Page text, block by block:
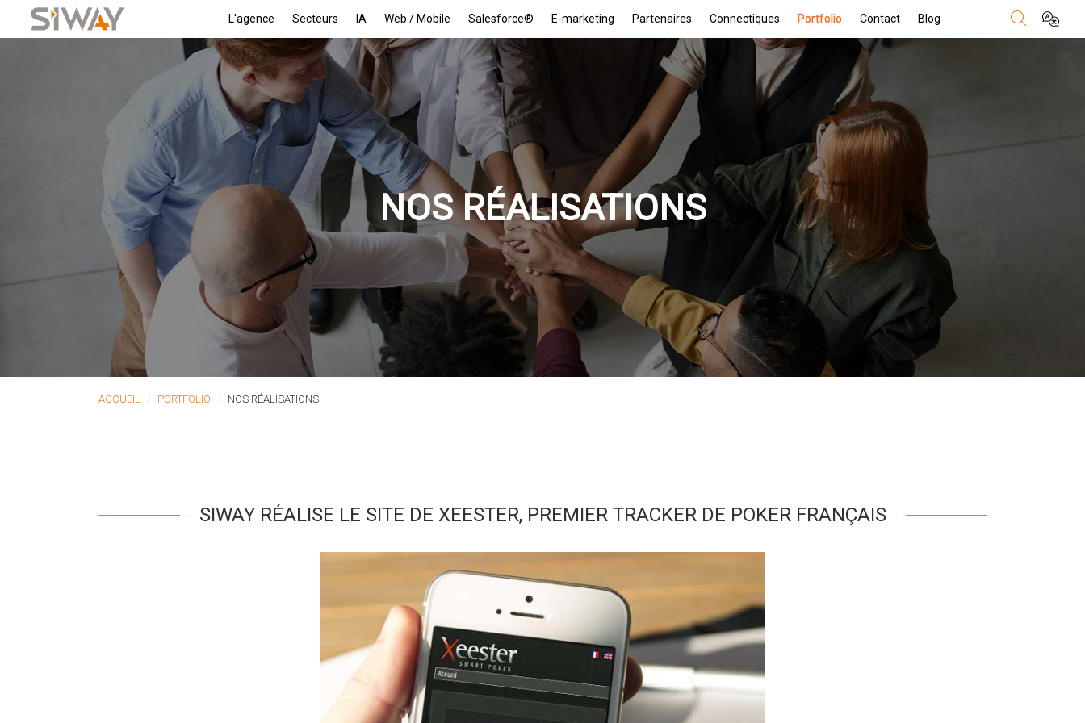
L'agence Secteurs IA Web / Mobile Salesforce® E-marketing Partenaires Connectiques Portfolio Contact Blog
NOS RÉALISATIONS
ACCUEIL PORTFOLIO NOS RÉALISATIONS
SIWAY RÉALISE LE SITE DE XEESTER, PREMIER TRACKER DE POKER FRANÇAIS